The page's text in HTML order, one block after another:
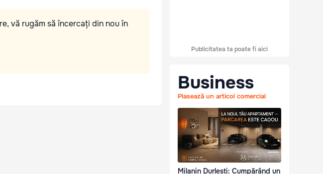
vă rugăm să încercați din nou în
Publicitatea ta poate fi aici
Business
Plasează un articol comercial
Milanin Durlești: Cumpărând un